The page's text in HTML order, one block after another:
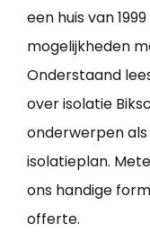
een huis van
mogelijkheden
Onderstaand
over isolatie
onderwerpen
isolatieplan.
ons handige
offerte.